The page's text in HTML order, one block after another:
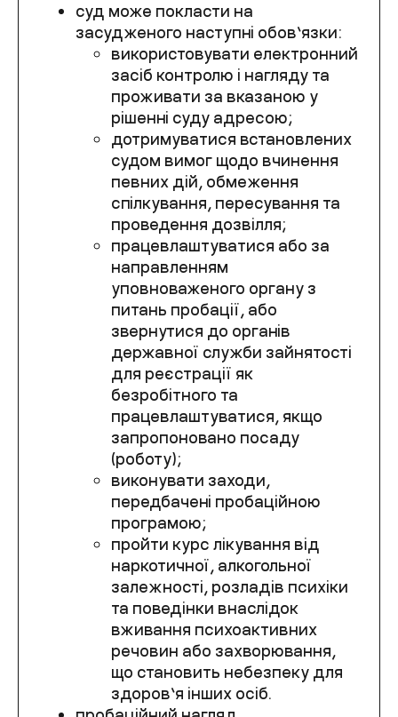
суд може покласти на
засудженого наступні обов’язки:
використовувати електронний
засіб контролю і нагляду та
проживати за вказаною у
рішенні суду адресою;
дотримуватися встановлених
судом вимог щодо вчинення
певних дій, обмеження
спілкування, пересування та
проведення дозвілля;
працевлаштуватися або за
направленням
уповноваженого органу з
питань пробації, або
звернутися до органів
державної служби зайнятості
для реєстрації як
безробітного та
працевлаштуватися, якщо
запропоновано посаду
(роботу);
виконувати заходи,
передбачені пробаційною
програмою;
пройти курс лікування від
наркотичної, алкогольної
залежності, розладів психіки
та поведінки внаслідок
вживання психоактивних
речовин або захворювання,
що становить небезпеку для
здоров’я інших осіб.